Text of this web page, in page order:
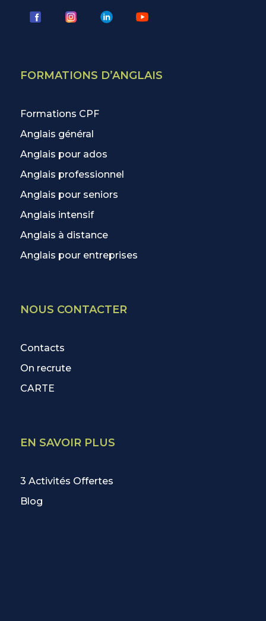
FORMATIONS D’ANGLAIS
Formations CPF
Anglais général
Anglais pour ados
Anglais professionnel
Anglais pour seniors
Anglais intensif
Anglais à distance
Anglais pour entreprises
NOUS CONTACTER
Contacts
On recrute
CARTE
EN SAVOIR PLUS
3 Activités Offertes
Blog